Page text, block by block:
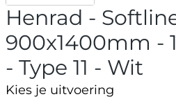
Henrad -
900x1400mm -
- Type 11 - Wit
Kies je uitvoering